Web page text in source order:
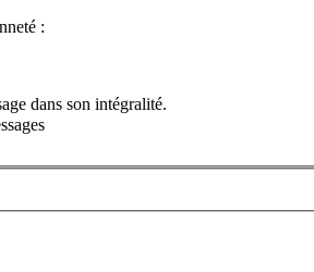
:
dans son intégralité.